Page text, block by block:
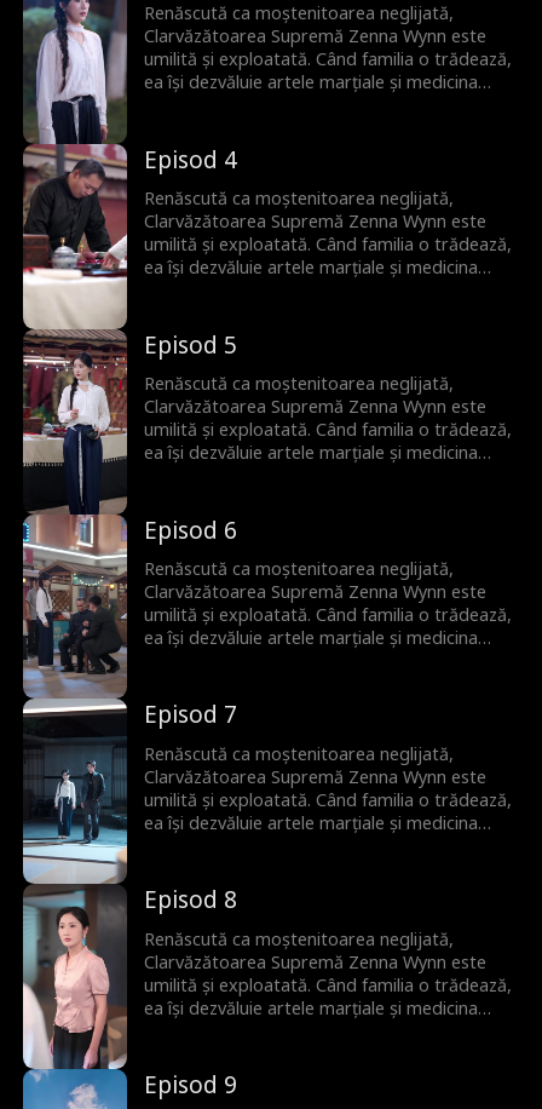
Renăscută ca moștenitoarea neglijată,
Clarvăzătoarea Supremă Zenna Wynn este
umilită și exploatată. Când familia o trădează,
ea își dezvăluie artele marțiale și medicina
Episod 4
Renăscută ca moștenitoarea neglijată,
Clarvăzătoarea Supremă Zenna Wynn este
umilită și exploatată. Când familia o trădează,
ea își dezvăluie artele marțiale și medicina
Episod 5
Renăscută ca moștenitoarea neglijată,
Clarvăzătoarea Supremă Zenna Wynn este
umilită și exploatată. Când familia o trădează,
ea își dezvăluie artele marțiale și medicina
Episod 6
Renăscută ca moștenitoarea neglijată,
Clarvăzătoarea Supremă Zenna Wynn este
umilită și exploatată. Când familia o trădează,
ea își dezvăluie artele marțiale și medicina
Episod 7
Renăscută ca moștenitoarea neglijată,
Clarvăzătoarea Supremă Zenna Wynn este
umilită și exploatată. Când familia o trădează,
ea își dezvăluie artele marțiale și medicina
Episod 8
Renăscută ca moștenitoarea neglijată,
Clarvăzătoarea Supremă Zenna Wynn este
umilită și exploatată. Când familia o trădează,
ea își dezvăluie artele marțiale și medicina
Episod 9